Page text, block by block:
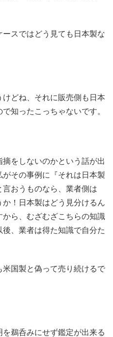
スではどう見ても日本製な
どね、それに販売側も日本
知ったこっちゃないです。
をしないのかという話が出
その事例に『それは日本製
おうものなら、業者側は
か！日本製はどう見分けるん
ら、むざむざこちらの知識
、業者は得た知識で自分た
国製と偽って売り続けるで
鵜呑みにせず鑑定が出来る